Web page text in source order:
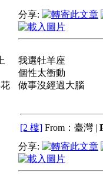
分享:
我選牡羊座
個性太衝動
做事沒經過大腦
[2 樓] From：臺灣 |
分享: